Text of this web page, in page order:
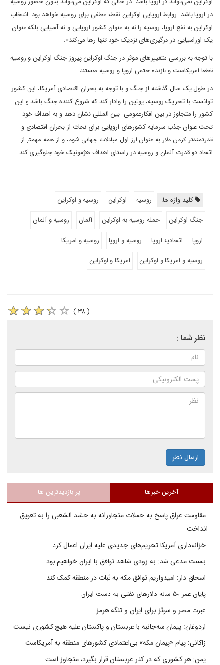
در اروپا باشد. روابط اروپایی اوکراین نقطه عطفی برای روسیه خواهد بود. انتخاب
اوکراین به نفع اروپا، روسیه را نه به عنوان کشور اروپایی و نه آسیایی بلکه عنوان
یک اوراسیایی در درگیری‌های نزدیک خود تنها رها می‌کند».
با توجه به بررسی متغییرهای موثر در جنگ اوکراین پیروز جنگ اوکراین و روسیه
قطعا امریکاست و بازنده حتمی اروپا و روسیه هستند.
در طول یک سال گذشته از جنگ و با توجه به بحران اقتصادی آمریکا، این کشور
توانست با تحریک روسیه، پوتین را وادار کند که شروع کننده جنگ باشد و این
کشور را متجاوز در بین افکارعمومی بین المللی نشان دهد و به اهداف خود
تحت عنوان جذب سرمایه کشورهای اروپایی برای نجات از بحران اقتصادی و
قدرتمندتر کردن دلار به عنوان ارز اول مبادلات جهانی شود، و از همه مهمتر از
اتحاد دو قدرت آلمان و روسیه در راستای اهداف هژمونیک خود جلوگیری کند.
کلید واژه ها: روسیه اوکراین
روسیه و اوکراین
جنگ اوکراین
حمله روسیه به اوکراین آلمان
روسیه و آلمان
اروپا
اتحادیه اروپا روسیه و اروپا
روسیه و امریکا
روسیه و امریکا و اوکراین
امریکا و اوکراین
( ۳۸ )
نظر شما :
ارسال نظر
آخرین خبرها پر بازدیدترین ها
مقاومت عراق پاسخ به حملات متجاوزانه به حشد الشعبی را به تعویق
انداخت
خزانه‌داری آمریکا تحریم‌های جدیدی علیه ایران اعمال کرد
بسنت مدعی شد: به زودی شاهد توافق با ایران خواهیم بود
اسحاق دار: امیدواریم توافق مکه به ثبات در منطقه کمک کند
پایان عمر ۵۰ ساله دلارهای نفتی به دست ایران
عبرت مصر و سوئز برای ایران و تنگه هرمز
اردوغان: پیمان سه‌جانبه با عربستان و پاکستان علیه هیچ کشوری نیست
زاکانی: پیام «پیمان مکه» بی‌اعتمادی کشورهای منطقه به آمریکاست
یمن: هر کشوری که در کنار عربستان قرار بگیرد، متجاوز است